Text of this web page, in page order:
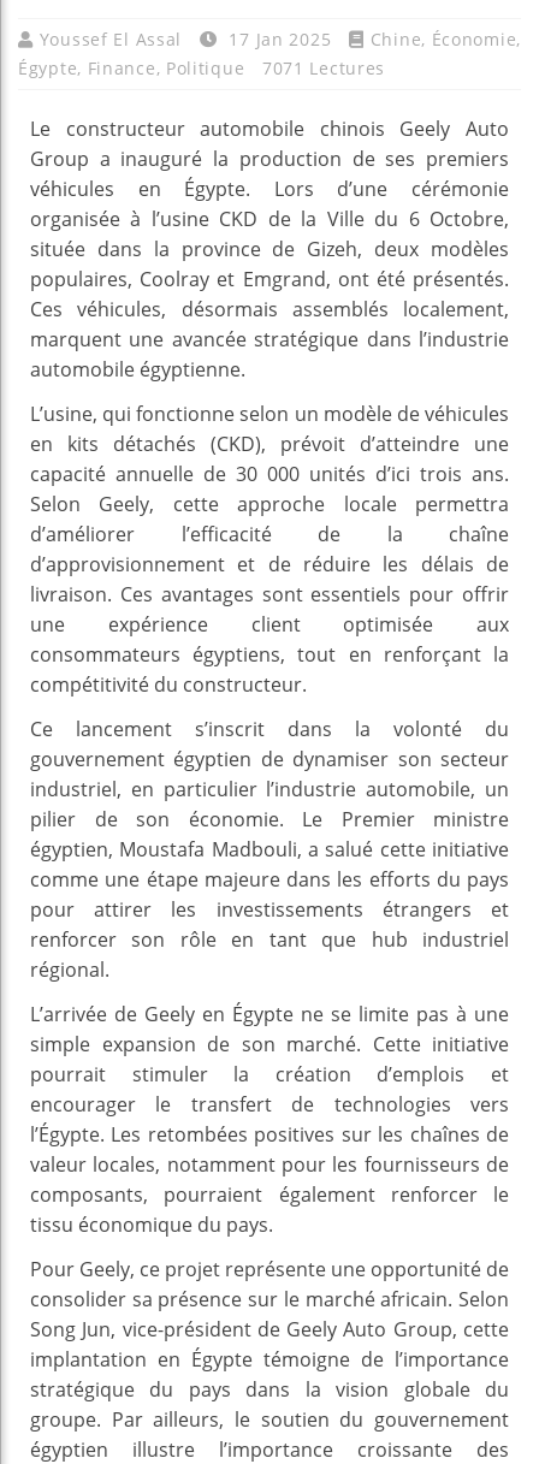
Youssef El Assal 17 Jan 2025 Chine, Économie,
Égypte, Finance, Politique 7071 Lectures
Le constructeur automobile chinois Geely Auto
Group a inauguré la production de ses premiers
véhicules en Égypte. Lors d’une cérémonie
organisée à l’usine CKD de la Ville du 6 Octobre,
située dans la province de Gizeh, deux modèles
populaires, Coolray et Emgrand, ont été présentés.
Ces véhicules, désormais assemblés localement,
marquent une avancée stratégique dans l’industrie
automobile égyptienne.
L’usine, qui fonctionne selon un modèle de véhicules
en kits détachés (CKD), prévoit d’atteindre une
capacité annuelle de 30 000 unités d’ici trois ans.
Selon Geely, cette approche locale permettra
d’améliorer l’efficacité de la chaîne
d’approvisionnement et de réduire les délais de
livraison. Ces avantages sont essentiels pour offrir
une expérience client optimisée aux
consommateurs égyptiens, tout en renforçant la
compétitivité du constructeur.
Ce lancement s’inscrit dans la volonté du
gouvernement égyptien de dynamiser son secteur
industriel, en particulier l’industrie automobile, un
pilier de son économie. Le Premier ministre
égyptien, Moustafa Madbouli, a salué cette initiative
comme une étape majeure dans les efforts du pays
pour attirer les investissements étrangers et
renforcer son rôle en tant que hub industriel
régional.
L’arrivée de Geely en Égypte ne se limite pas à une
simple expansion de son marché. Cette initiative
pourrait stimuler la création d’emplois et
encourager le transfert de technologies vers
l’Égypte. Les retombées positives sur les chaînes de
valeur locales, notamment pour les fournisseurs de
composants, pourraient également renforcer le
tissu économique du pays.
Pour Geely, ce projet représente une opportunité de
consolider sa présence sur le marché africain. Selon
Song Jun, vice-président de Geely Auto Group, cette
implantation en Égypte témoigne de l’importance
stratégique du pays dans la vision globale du
groupe. Par ailleurs, le soutien du gouvernement
égyptien illustre l’importance croissante des